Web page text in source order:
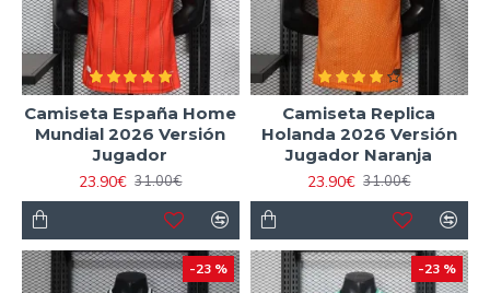
Camiseta España Home
Mundial 2026 Versión
Jugador
23.90€ 31.00€
Camiseta Replica
Holanda 2026 Versión
Jugador Naranja
23.90€ 31.00€
-23 % -23 %